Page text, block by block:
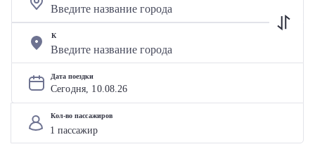
К
Дата поездки
Сегодня, 10.08.26
Кол-во пассажиров